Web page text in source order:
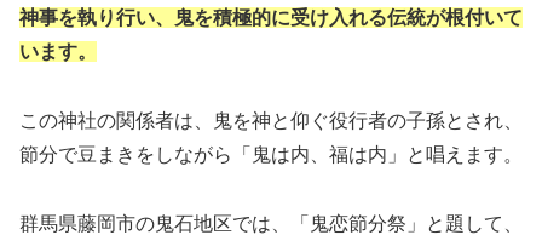
神事を執り行い、鬼を積極的に受け入れる伝統が根付いて
います。
この神社の関係者は、鬼を神と仰ぐ役行者の子孫とされ、
節分で豆まきをしながら「鬼は内、福は内」と唱えます。
群馬県藤岡市の鬼石地区では、「鬼恋節分祭」と題して、